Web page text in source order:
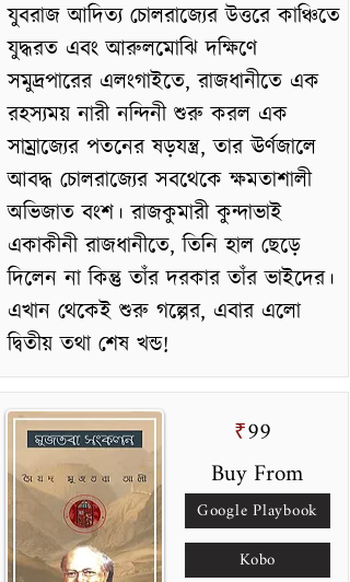
যুবরাজ আদিত্য চোলরাজ্যের উত্তরে কাঞ্চিতে
যুদ্ধরত এবং আরুলমোঝি দক্ষিণে
সমুদ্রপারের এলংগাইতে, রাজধানীতে এক
রহস্যময় নারী নন্দিনী শুরু করল এক
সাম্রাজ্যের পতনের ষড়যন্ত্র, তার ঊর্ণজালে
আবদ্ধ চোলরাজ্যের সবথেকে ক্ষমতাশালী
অভিজাত বংশ। রাজকুমারী কুন্দাভাই
একাকীনী রাজধানীতে, তিনি হাল ছেড়ে
দিলেন না কিন্তু তাঁর দরকার তাঁর ভাইদের।
এখান থেকেই শুরু গল্পের, এবার এলো
দ্বিতীয় তথা শেষ খন্ড!
₹99
Buy From
Google Playbook
Kobo